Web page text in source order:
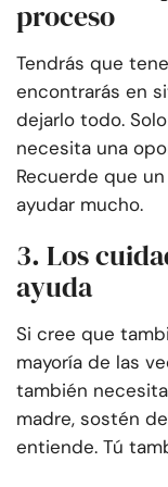
proceso
Tendrás que
encontrarás en
dejarlo todo.
necesita una
Recuerde que
ayudar mucho.
3. Los
ayuda
Si cree que
mayoría de las
también
madre, sostén
entiende. Tú